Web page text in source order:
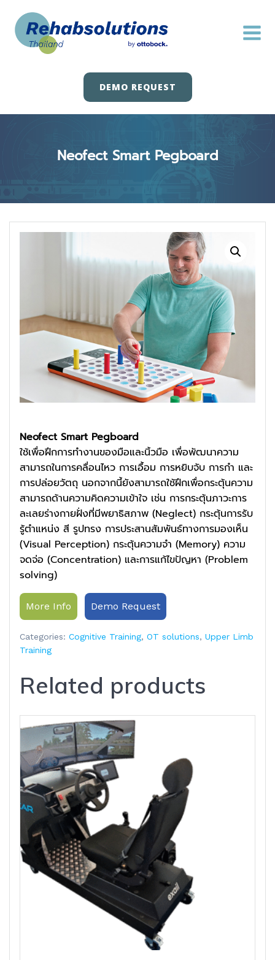
content
DEMO REQUEST
Neofect Smart Pegboard
Neofect Smart Pegboard
ใช้เพื่อฝึกการทำงานของมือและนิ้วมือ เพื่อพัฒนาความ
สามารถในการคลื่อนไหว การเอื้อม การหยิบจับ การกำ และ
การปล่อยวัตถุ นอกจากนี้ยังสามารถใช้ฝึกเพื่อกระตุ้นความ
สามารถด้านความคิดความเข้าใจ เช่น การกระตุ้นภาวะการ
ละเลยร่างกายฝั่งที่มีพยาธิสภาพ (Neglect) กระตุ้นการรับ
รู้ตำแหน่ง สี รูปทรง การประสานสัมพันธ์ทางการมองเห็น
(Visual Perception) กระตุ้นความจำ (Memory) ความ
จดจ่อ (Concentration) และการแก้ไขปัญหา (Problem
solving)
More Info Demo Request
Categories: Cognitive Training, OT solutions, Upper Limb
Training
Related products